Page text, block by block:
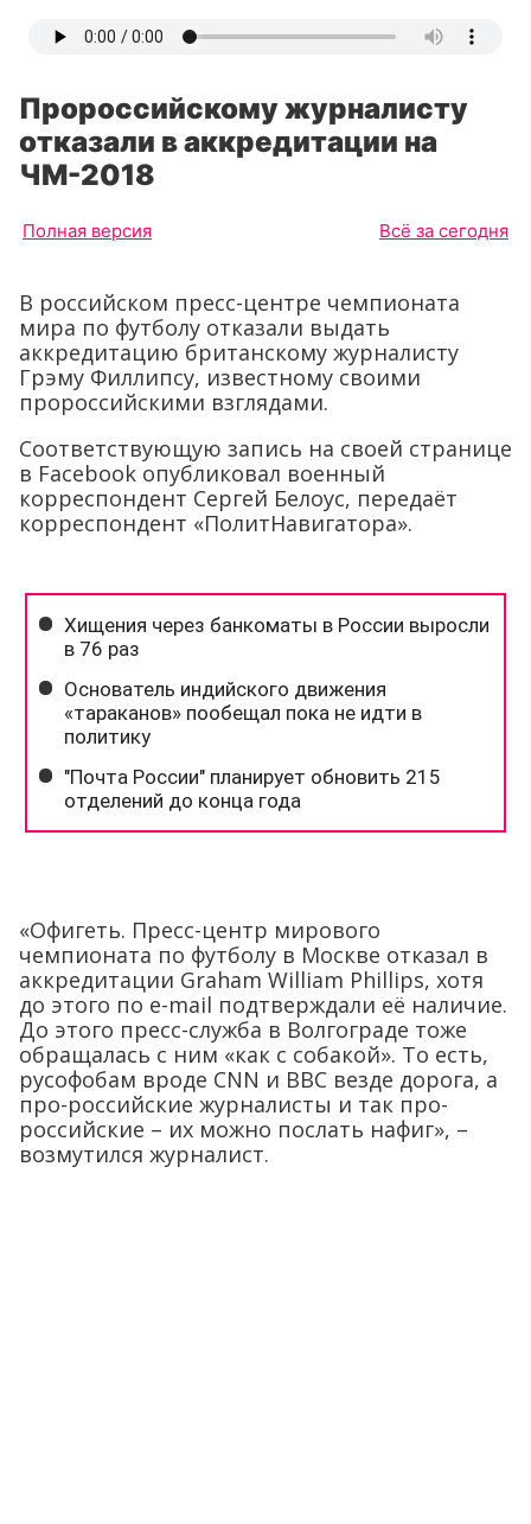
Пророссийскому журналисту
отказали в аккредитации на
ЧМ-2018
Полная версия Всё за сегодня
В российском пресс-центре чемпионата
мира по футболу отказали выдать
аккредитацию британскому журналисту
Грэму Филлипсу, известному своими
пророссийскими взглядами.
Соответствующую запись на своей странице
в Facebook опубликовал военный
корреспондент Сергей Белоус, передаёт
корреспондент «ПолитНавигатора».
«Офигеть. Пресс-центр мирового
чемпионата по футболу в Москве отказал в
аккредитации Graham William Phillips, хотя
до этого по e-mail подтверждали её наличие.
До этого пресс-служба в Волгограде тоже
обращалась с ним «как с собакой». То есть,
русофобам вроде CNN и BBC везде дорога, а
про-российские журналисты и так про-
российские – их можно послать нафиг», –
возмутился журналист.